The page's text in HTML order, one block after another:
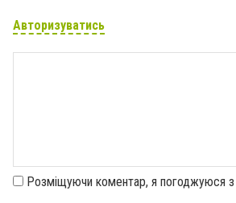
Авторизуватись
Розміщуючи коментар, я погоджуюся з